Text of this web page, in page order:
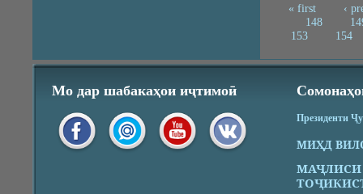
Pages« first
‹
148
153
154
Мо дар шабакаҳои иҷтимоӣ
Президенти
МИҲД